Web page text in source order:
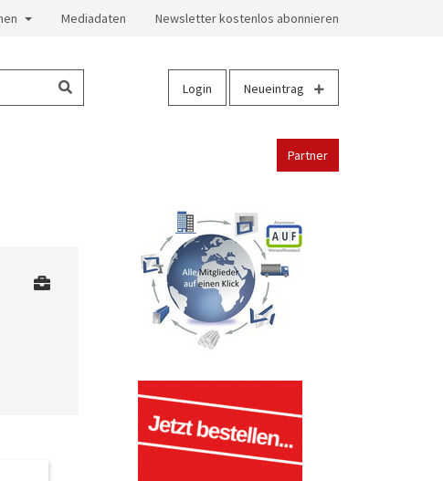
Mediadaten Newsletter kostenlos abonnieren
Login Neueintrag
Partner